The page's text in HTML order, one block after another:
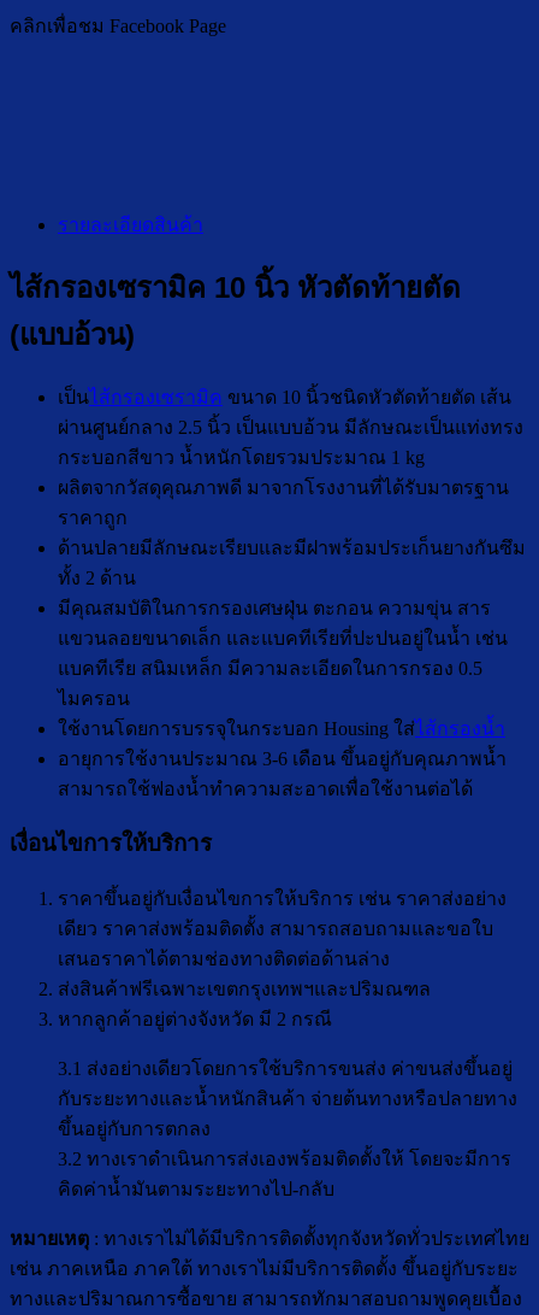
คลิกเพื่อชม Facebook Page
รายละเอียดสินค้า
ไส้กรองเซรามิค 10 นิ้ว หัวตัดท้ายตัด
(แบบอ้วน)
เป็นไส้กรองเซรามิค ขนาด 10 นิ้วชนิดหัวตัดท้ายตัด เส้น
ผ่านศูนย์กลาง 2.5 นิ้ว เป็นแบบอ้วน มีลักษณะเป็นแท่งทรง
กระบอกสีขาว น้ำหนักโดยรวมประมาณ 1 kg
ผลิตจากวัสดุคุณภาพดี มาจากโรงงานที่ได้รับมาตรฐาน
ราคาถูก
ด้านปลายมีลักษณะเรียบและมีฝาพร้อมประเก็นยางกันซึม
ทั้ง 2 ด้าน
มีคุณสมบัติในการกรองเศษฝุ่น ตะกอน ความขุ่น สาร
แขวนลอยขนาดเล็ก และแบคทีเรียที่ปะปนอยู่ในน้ำ เช่น
แบคทีเรีย สนิมเหล็ก มีความละเอียดในการกรอง 0.5
ไมครอน
ใช้งานโดยการบรรจุในกระบอก Housing ใส่ไส้กรองน้ำ
อายุการใช้งานประมาณ 3-6 เดือน ขึ้นอยู่กับคุณภาพน้ำ
สามารถใช้ฟองน้ำทำความสะอาดเพื่อใช้งานต่อได้
เงื่อนไขการให้บริการ
ราคาขึ้นอยู่กับเงื่อนไขการให้บริการ เช่น ราคาส่งอย่าง
เดียว ราคาส่งพร้อมติดตั้ง สามารถสอบถามและขอใบ
เสนอราคาได้ตามช่องทางติดต่อด้านล่าง
ส่งสินค้าฟรีเฉพาะเขตกรุงเทพฯและปริมณฑล
หากลูกค้าอยู่ต่างจังหวัด มี 2 กรณี
3.1 ส่งอย่างเดียวโดยการใช้บริการขนส่ง ค่าขนส่งขึ้นอยู่
กับระยะทางและน้ำหนักสินค้า จ่ายต้นทางหรือปลายทาง
ขึ้นอยู่กับการตกลง
3.2 ทางเราดำเนินการส่งเองพร้อมติดตั้งให้ โดยจะมีการ
คิดค่าน้ำมันตามระยะทางไป-กลับ
หมายเหตุ : ทางเราไม่ได้มีบริการติดตั้งทุกจังหวัดทั่วประเทศไทย
เช่น ภาคเหนือ ภาคใต้ ทางเราไม่มีบริการติดตั้ง ขึ้นอยู่กับระยะ
ทางและปริมาณการซื้อขาย สามารถทักมาสอบถามพูดคุยเบื้อง